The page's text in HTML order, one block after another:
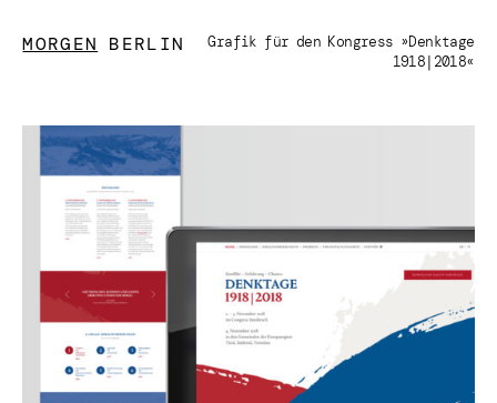
MORGEN BERLIN
Grafik für den Kongress »Denktage
1918|2018«